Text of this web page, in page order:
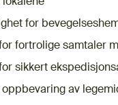
for
fortrolige samtaler
sikkert
av